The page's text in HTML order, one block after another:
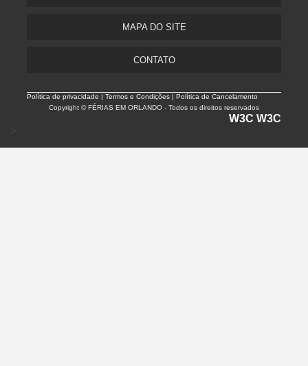
MAPA DO SITE
CONTATO
Política de privacidade |Termos e Condições | Política de Cancelamento
Copyright © FÉRIAS EM ORLANDO - Todos os direitos reservados
W3C W3C